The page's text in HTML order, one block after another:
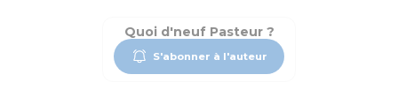
Quoi d'neuf Pasteur ?
S'abonner à l'auteur